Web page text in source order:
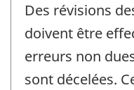
Des révisions
doivent être
erreurs non
sont décelées.